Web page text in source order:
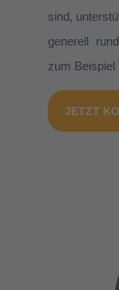
sind,
generell
zum Beispiel
JETZT